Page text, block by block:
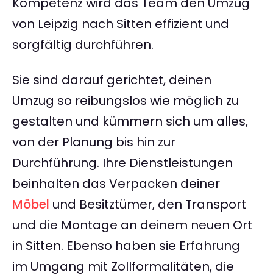
von Leipzig nach Sitten effizient und
sorgfältig durchführen.
Sie sind darauf gerichtet, deinen
Umzug so reibungslos wie möglich zu
gestalten und kümmern sich um alles,
von der Planung bis hin zur
Durchführung. Ihre Dienstleistungen
beinhalten das Verpacken deiner
Möbel und Besitztümer, den Transport
und die Montage an deinem neuen Ort
in Sitten. Ebenso haben sie Erfahrung
im Umgang mit Zollformalitäten, die